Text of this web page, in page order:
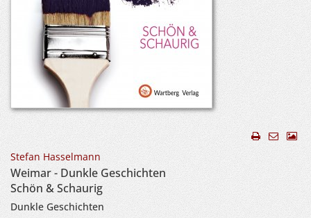
Stefan Hasselmann
Weimar - Dunkle Geschichten
Schön & Schaurig
Dunkle Geschichten